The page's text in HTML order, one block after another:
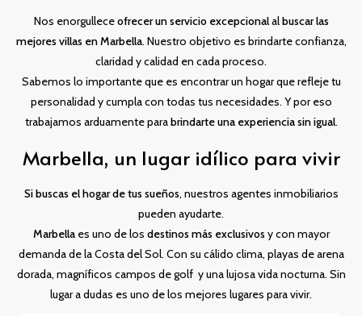
Nos enorgulleceofrecer un servicio excepcionalalbuscar las
mejores villas en Marbella. Nuestro objetivo es brindarte confianza,
claridad y calidad en cada proceso.
Sabemos lo importante que es encontrar un hogar que refleje tu
personalidad y cumpla con todas tus necesidades. Y por eso
trabajamos arduamente parabrindarte una experiencia sin igual.
Marbella, un lugar idílico para vivir
Si buscas el hogar de tus sueños, nuestros agentes inmobiliarios
pueden ayudarte.
Marbellaes uno de los destinos más exclusivos y con mayor
demanda de la Costa del Sol. Con su cálido clima, playas de arena
dorada, magníficos campos de golf y una lujosa vida nocturna. Sin
lugar a dudas es uno de los mejores lugares para vivir.